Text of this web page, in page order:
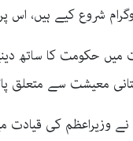
شروع کیے ہیں، اس
حکومت کا ساتھ
معیشت سے متعلق
وزیراعظم کی قیادت